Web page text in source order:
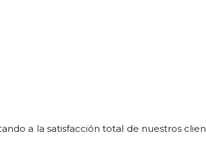
a la satisfacción total de nuestros